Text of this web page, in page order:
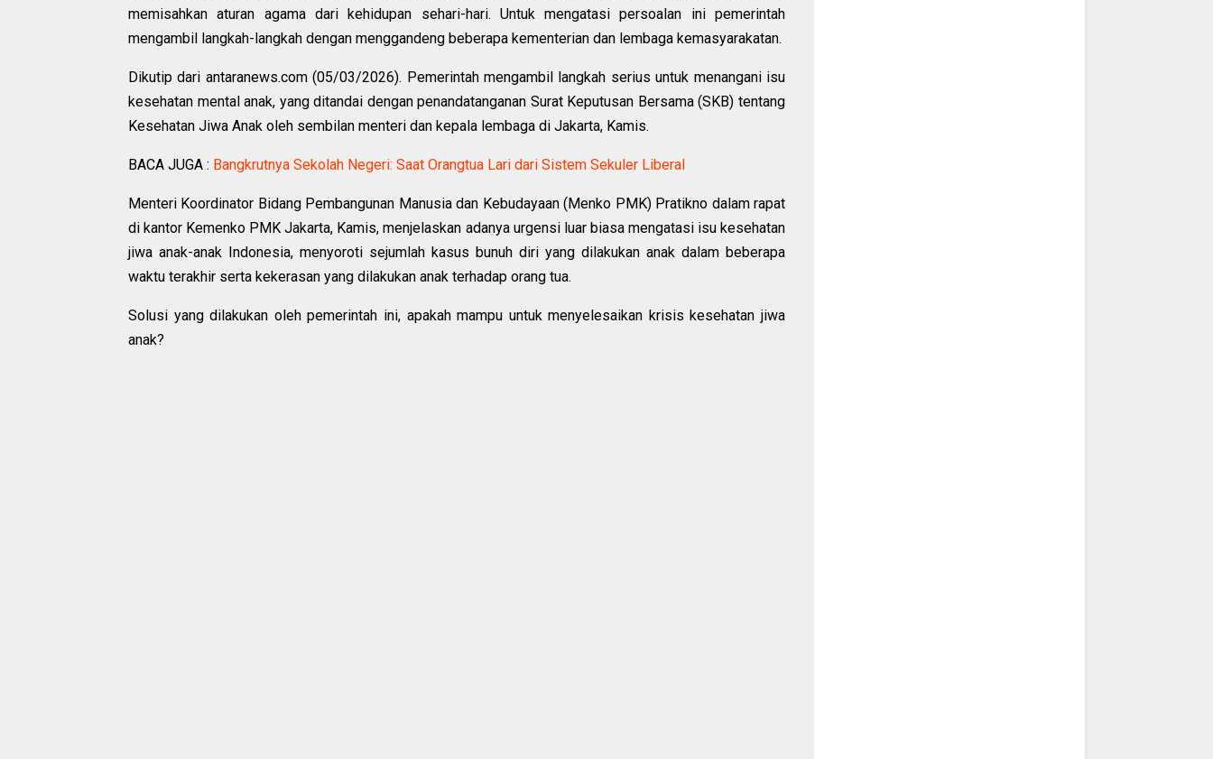
memisahkan aturan agama dari kehidupan sehari-hari. Untuk mengatasi persoalan ini pemerintah
mengambil langkah-langkah dengan menggandeng beberapa kementerian dan lembaga kemasyarakatan.
Dikutip dari antaranews.com (05/03/2026). Pemerintah mengambil langkah serius untuk menangani isu
kesehatan mental anak, yang ditandai dengan penandatanganan Surat Keputusan Bersama (SKB) tentang
Kesehatan Jiwa Anak oleh sembilan menteri dan kepala lembaga di Jakarta, Kamis.
BACA JUGA : Bangkrutnya Sekolah Negeri: Saat Orangtua Lari dari Sistem Sekuler Liberal
Menteri Koordinator Bidang Pembangunan Manusia dan Kebudayaan (Menko PMK) Pratikno dalam rapat
di kantor Kemenko PMK Jakarta, Kamis, menjelaskan adanya urgensi luar biasa mengatasi isu kesehatan
jiwa anak-anak Indonesia, menyoroti sejumlah kasus bunuh diri yang dilakukan anak dalam beberapa
waktu terakhir serta kekerasan yang dilakukan anak terhadap orang tua.
Solusi yang dilakukan oleh pemerintah ini, apakah mampu untuk menyelesaikan krisis kesehatan jiwa
anak?